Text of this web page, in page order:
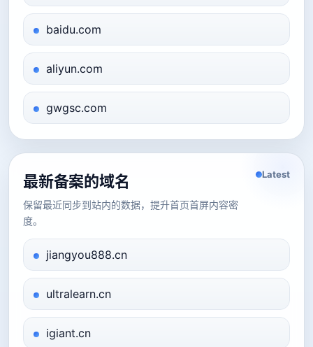
baidu.com
aliyun.com
gwgsc.com
最新备案的域名
保留最近同步到站内的数据，提升首页首屏内容密
度。
Latest
jiangyou888.cn
ultralearn.cn
igiant.cn